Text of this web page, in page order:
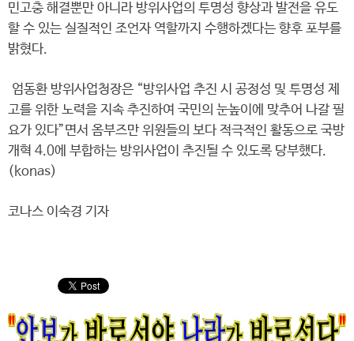
민고충 해결뿐만 아니라 방위사업의 투명성 향상과 발전을 유도
할 수 있는 실질적인 조언자 역할까지 수행하겠다는 향후 포부를
밝혔다.
엄동환 방위사업청장은 “방위사업 추진 시 공정성 및 투명성 제
고를 위한 노력을 지속 추진하여 국민의 눈높이에 맞추어 나갈 필
요가 있다”면서 옴부즈만 위원들의 보다 적극적인 활동으로 국방
개혁 4.0에 부합하는 방위사업이 추진될 수 있도록 당부했다.
(konas)
코나스 이숙경 기자